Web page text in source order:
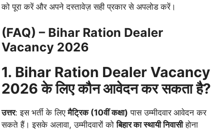
को पूरा करें और अपने दस्तावेज़ सही प्रकार से अपलोड करें।
(FAQ) – Bihar Ration Dealer
Vacancy 2026
1. Bihar Ration Dealer Vacancy
2026 के लिए कौन आवेदन कर सकता है?
उत्तर: इस भर्ती के लिएमैट्रिक (10वीं कक्षा) पास उम्मीदवार आवेदन कर
सकते हैं। इसके अलावा, उम्मीदवारों कोबिहार का स्थायी निवासीहोना